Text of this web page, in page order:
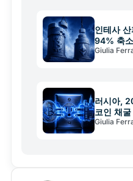
인테사
94% 축
Giulia
러시아,
코인 채
Giulia